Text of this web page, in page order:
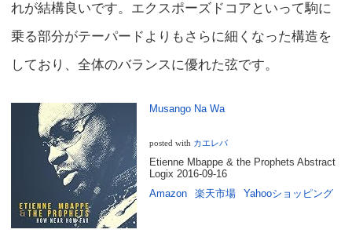
れが結構良いです。エクスポーズドコアといって駒に
乗る部分がテーパードよりもさらに細くなった構造を
しており、全体のバランスに優れた弦です。
Musango Na Wa
posted with カエレバ
Etienne Mbappe & the Prophets Abstract
Logix 2016-09-16
Amazon
楽天市場 Yahooショッピング